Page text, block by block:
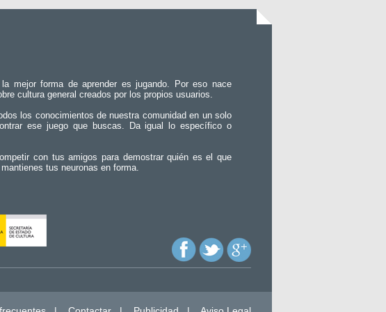
mejor forma de aprender es jugando. Por eso nace
cultura general creados por los propios usuarios.
los conocimientos de nuestra comunidad en un solo
ese juego que buscas. Da igual lo específico o
con tus amigos para demostrar quién es el que
tus neuronas en forma.